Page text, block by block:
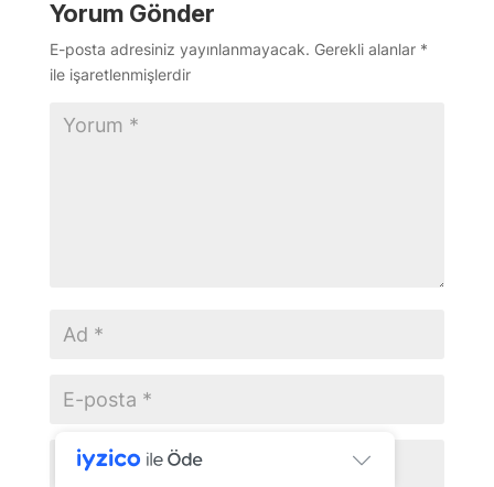
Yorum Gönder
E-posta adresiniz yayınlanmayacak. Gerekli alanlar *
ile işaretlenmişlerdir